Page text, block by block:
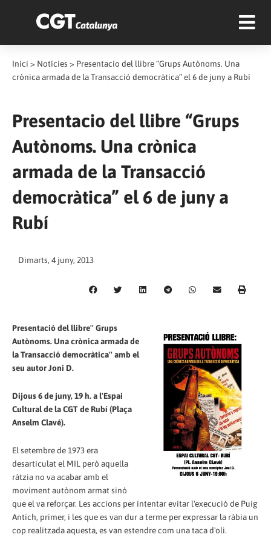
Inici > Notícies > Presentacio del llibre “Grups Autònoms. Una
crònica armada de la Transacció democràtica” el 6 de juny a Rubí
Presentacio del llibre “Grups
Autònoms. Una crònica
armada de la Transacció
democràtica” el 6 de juny a
Rubí
Dimarts, 4 juny, 2013
Presentació del llibre'' Grups
Autònoms. Una crònica armada de
la Transacció democràtica'' amb el
seu autor Joni D.
Dijous 6 de juny, 19 h. a l'Espai
Cultural de la CGT de Rubí (Plaça
Anselm Clavé).
El setembre de 1973 era
desarticulat el MIL però aquella
ràtzia no va acabar amb el
moviment autònom armat sinó
que el va reforçar. Les accions per intentar evitar l'execució de Puig
Antich, primer, i les que es van dur a terme per expressar la ràbia un
cop realitzada aquesta, es van estendre com una taca d'oli.